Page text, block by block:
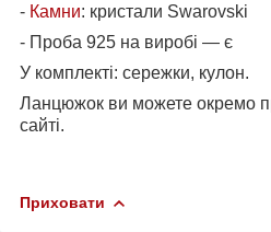
- Камни: кристали Swarovski
- Проба 925 на виробі — є
У комплекті: сережки, кулон.
Ланцюжок ви можете окремо
сайті.
Приховати